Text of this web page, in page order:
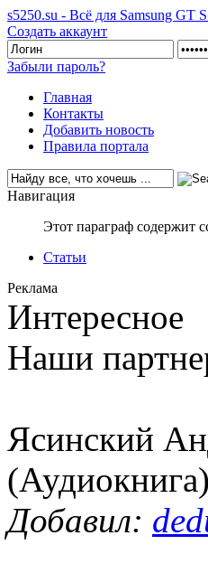
s5250.su - Всё для Samsung GT
Создать аккаунт
Забыли пароль?
Главная
Контакты
Добавить новость
Правила портала
Навигация
Этот параграф содержит
Статьи
Реклама
Интересное
Наши
Ясинский
(Аудиокнига)
Добавил: